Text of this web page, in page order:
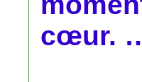
cœur.